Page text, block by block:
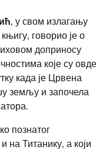
, у свом излагању
говорио је о
доприносу
које су овде
када је Црвена
земљу и започела
познатог
и на Титанику, а који